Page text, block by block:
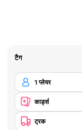
टैग
1 प्लेयर
कार्ड्स
ट्रक